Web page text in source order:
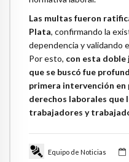
Equipo de Noticias
Las multas fueron
Plata, confirmando la
dependencia y validando
Por esto, con esta doble
que se buscó fue
primera intervención en
derechos laborales que
trabajadores y